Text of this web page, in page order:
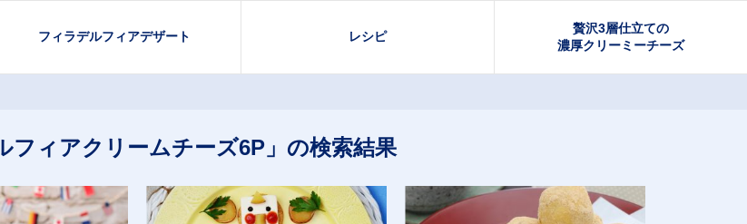
フィラデルフィアデザート レシピ
贅沢3層仕立ての
濃厚クリーミーチーズ
フィアクリームチーズ6P」の検索結果